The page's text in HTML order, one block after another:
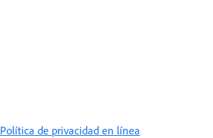
Política de privacidad en línea